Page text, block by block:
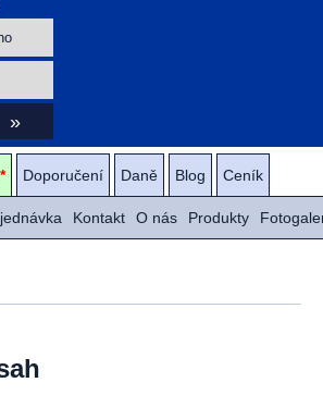
* Doporučení Daně Blog Ceník
Kontakt O nás Produkty